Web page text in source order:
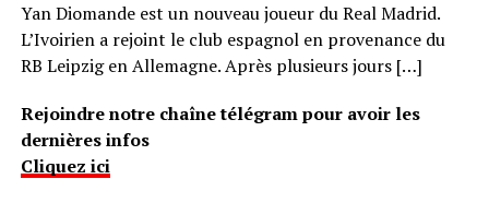
Yan Diomande est un nouveau joueur du Real Madrid.
L’Ivoirien a rejoint le club espagnol en provenance du
RB Leipzig en Allemagne. Après plusieurs jours […]
Rejoindre notre chaîne télégram pour avoir les
dernières infos
Cliquez ici